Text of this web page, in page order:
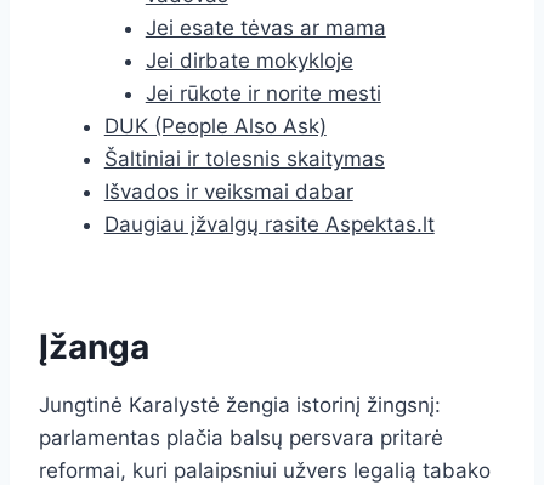
Jei esate tėvas ar mama
Jei dirbate mokykloje
Jei rūkote ir norite mesti
DUK (People Also Ask)
Šaltiniai ir tolesnis skaitymas
Išvados ir veiksmai dabar
Daugiau įžvalgų rasite Aspektas.lt
Įžanga
Jungtinė Karalystė žengia istorinį žingsnį:
parlamentas plačia balsų persvara pritarė
reformai, kuri palaipsniui užvers legalią tabako